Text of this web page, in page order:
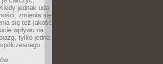
jednak uda
zmienia się
się też jakość
wpływu na
tylko jedna